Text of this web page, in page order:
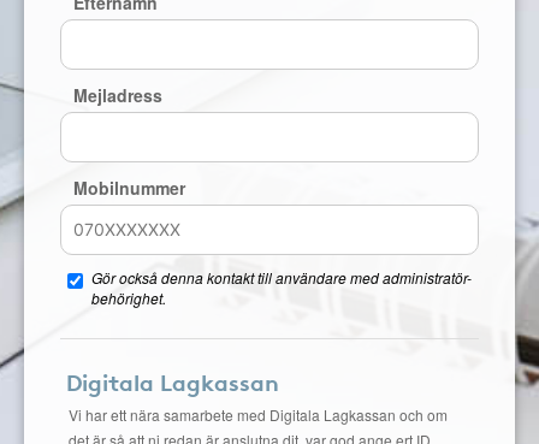
Mejladress
Mobilnummer
Gör också denna kontakt till användare med administratör-
behörighet.
Digitala Lagkassan
Vi har ett nära samarbete med Digitala Lagkassan och om
det är så att ni redan är anslutna dit, var god ange ert ID